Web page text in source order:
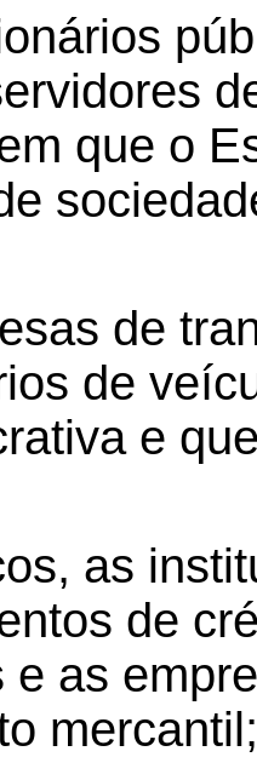
que o
de
de
e
as
de
e as
mercantil;